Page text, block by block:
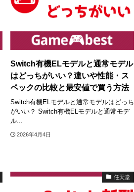
Switch有機ELモデルと通常モデル
はどっちがいい？違いや性能・ス
ペックの比較と最安値で買う方法
Switch有機ELモデルと通常モデルはどっち
がいい？ Switch有機ELモデルと通常モデ
ル...
2026年4月4日
任天堂